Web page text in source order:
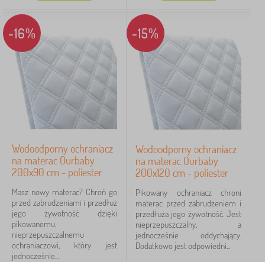
-16%
Wodoodporny ochraniacz
na materac Ourbaby
200x90 cm - poliester
Masz nowy materac? Chroń go
przed zabrudzeniami i przedłuż
jego żywotność dzięki
pikowanemu,
nieprzepuszczalnemu
ochraniaczowi, który jest
jednocześnie...
-15%
Wodoodporny ochraniacz
na materac Ourbaby
200x120 cm - poliester
Pikowany ochraniacz chroni
materac przed zabrudzeniem i
przedłuża jego żywotność. Jest
nieprzepuszczalny, a
jednocześnie oddychający.
Dodatkowo jest odpowiedni...